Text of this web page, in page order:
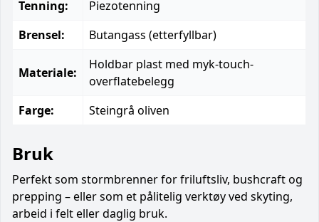
Tenning:
Piezotenning
Brensel:
Butangass (etterfyllbar)
Materiale:
Holdbar plast med myk-touch-
overflatebelegg
Farge:
Steingrå oliven
Bruk
Perfekt som stormbrenner for friluftsliv, bushcraft og
prepping – eller som et pålitelig verktøy ved skyting,
arbeid i felt eller daglig bruk.